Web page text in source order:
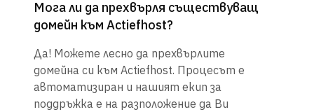
Мога ли да прехвърля съществуващ
домейн към Actiefhost?
Да! Можете лесно да прехвърлите
домейна си към Actiefhost. Процесът е
автоматизиран и нашият екип за
поддръжка е на разположение да Ви